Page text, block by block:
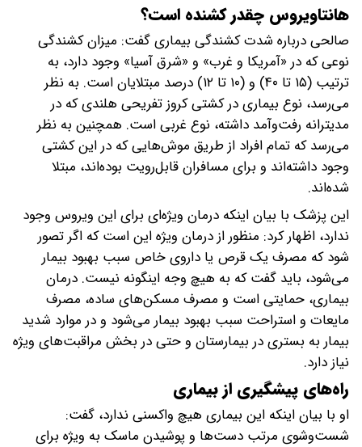
هانتاویروس چقدر کشنده است؟
صالحی درباره شدت کشندگی بیماری گفت: میزان کشندگی
نوعی که در «آمریکا و غرب» و «شرق آسیا» وجود دارد، به
ترتیب (۱۵ تا ۴۰) و (۱۰ تا ۱۲) درصد مبتلایان است. به نظر
می‌رسد، نوع بیماری در کشتی کروز تفریحی هلندی که در
مدیترانه رفت‌وآمد داشته، نوع غربی است. همچنین به نظر
می‌رسد که تمام افراد از طریق موش‌هایی که در این کشتی
وجود داشته‌اند و برای مسافران قابل‌رویت بوده‌اند، مبتلا
شده‌اند.
این پزشک با بیان اینکه درمان ویژه‌ای برای این ویروس وجود
ندارد، اظهار کرد: منظور از درمان ویژه این است که اگر تصور
شود که مصرف یک قرص یا داروی خاص سبب بهبود بیمار
می‌شود، باید گفت که به هیچ وجه اینگونه نیست. درمان
بیماری، حمایتی است و مصرف مسکن‌های ساده، مصرف
مایعات و استراحت سبب بهبود بیمار می‌شود و در موارد شدید
بیمار به بستری در بیمارستان و حتی در بخش مراقبت‌های ویژه
نیاز دارد.
راه‌های پیشگیری از بیماری
او با بیان اینکه این بیماری هیچ واکسنی ندارد، گفت:
شست‌وشوی مرتب دست‌ها و پوشیدن ماسک به ویژه برای